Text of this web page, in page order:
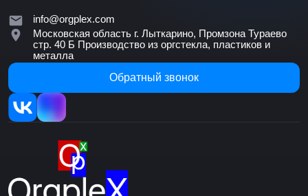
info@orgplex.com
Московская область г. Лыткарино, Промзона Тураево
стр. 40 Б Производство из оргстекла, пластиков и
металла
Обратный звонок